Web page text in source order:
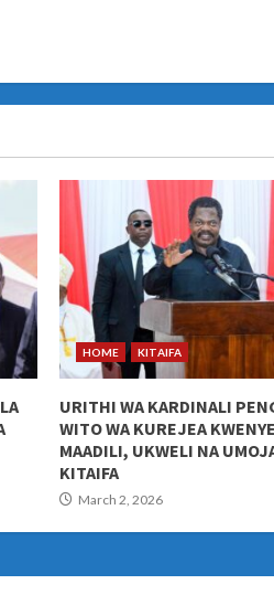
HOME KITAIFA
URITHI WA KARDINALI
WITO WA KUREJEA KWENYE
MAADILI, UKWELI NA
KITAIFA
March 2, 2026